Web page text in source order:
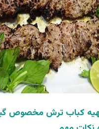
كباب ترش مخصوص